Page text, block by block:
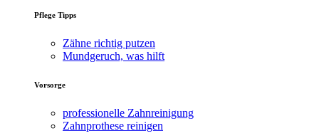
Pflege Tipps
Zähne richtig putzen
Mundgeruch, was hilft
Vorsorge
professionelle Zahnreinigung
Zahnprothese reinigen